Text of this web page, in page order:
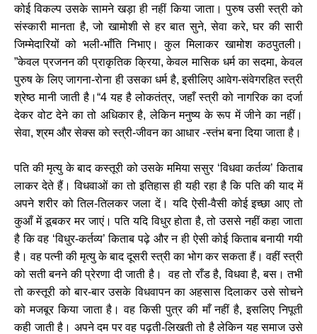
कोई विकल्प उसके सामने खड़ा ही नहीं किया जाता। पुरुष उसी स्त्री को
संस्कारी मानता है, जो खामोशी से हर बात सुने, सेवा करे, घर की सारी
जिम्मेदारियों को भली-भाँति निभाए। कुल मिलाकर खामोश कठपुतली।
”केवल प्रजनन की प्राकृतिक क्रिया, केवल मासिक धर्म का सदमा, केवल
पुरुष के लिए जागना-रोना ही उसका धर्म है, इसीलिए आवेग-संवेगरहित स्त्री
श्रेष्ठ मानी जाती है।“4 यह है लोकतंत्र, जहाँ स्त्री को नागरिक का दर्जा
देकर वोट देने का तो अधिकार है, लेकिन मनुष्य के रूप में जीने का नहीं।
सेवा, श्रम और सेक्स को स्त्री-जीवन का आधार -स्तंभ बना दिया जाता है।
पति की मृत्यु के बाद कस्तूरी को उसके ममिया ससुर ‘विधवा कर्तव्य’ किताब
लाकर देते हैं। विधवाओं का तो इतिहास ही यही रहा है कि पति की याद में
अपने शरीर को तिल-तिलकर जला दें। यदि ऐसी-वैसी कोई इच्छा आए तो
कुआँ में डूबकर मर जाएं। पति यदि विधुर होता है, तो उससे नहीं कहा जाता
है कि वह ‘विधुर-कर्तव्य’ किताब पढ़े और न ही ऐसी कोई किताब बनायी गयी
है। वह पत्नी की मृत्यु के बाद दूसरी स्त्री का भोग कर सकता हैं। वहीं स्त्री
को सती बनने की प्रेरणा दी जाती है। वह तो राँड है, विधवा है, बस। तभी
तो कस्तूरी को बार-बार उसके विधवापन का अहसास दिलाकर उसे सोचने
को मजबूर किया जाता है। वह किसी पुत्र की माँ नहीं है, इसलिए निपूती
कही जाती है। अपने दम पर वह पढ़ती-लिखती तो है लेकिन यह समाज उसे